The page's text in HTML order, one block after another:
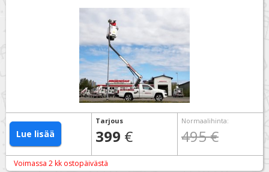
Lue lisää
Tarjous
399 €
Normaalihinta:
495 €
Voimassa 2 kk ostopäivästä